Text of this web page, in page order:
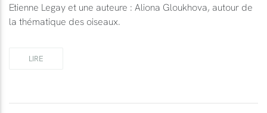
Etienne Legay et une auteure : Aliona Gloukhova, autour de
la thématique des oiseaux.
LIRE